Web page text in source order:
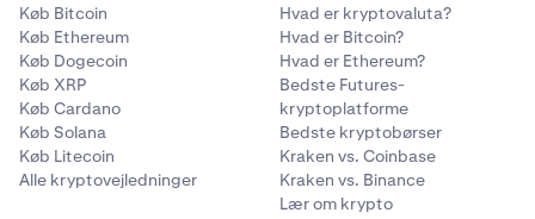
Køb Bitcoin
Køb Ethereum
Køb Dogecoin
Køb XRP
Køb Cardano
Køb Solana
Køb Litecoin
Alle kryptovejledninger
Hvad er kryptovaluta?
Hvad er Bitcoin?
Hvad er Ethereum?
Bedste Futures-
kryptoplatforme
Bedste kryptobørser
Kraken vs. Coinbase
Kraken vs. Binance
Lær om krypto